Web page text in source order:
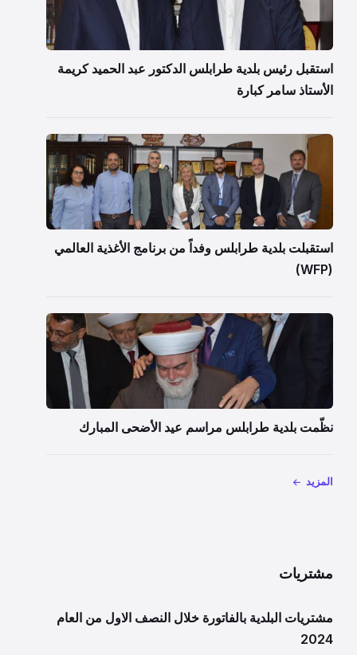
استقبل رئيس بلدية طرابلس الدكتور عبد الحميد كريمة
الأستاذ سامر كبارة
استقبلت بلدية طرابلس وفداً من برنامج الأغذية العالمي
(WFP)
نظّمت بلدية طرابلس مراسم عيد الأضحى المبارك
المزيد
مشتريات
مشتريات البلدية بالفاتورة خلال النصف الاول من العام
2024